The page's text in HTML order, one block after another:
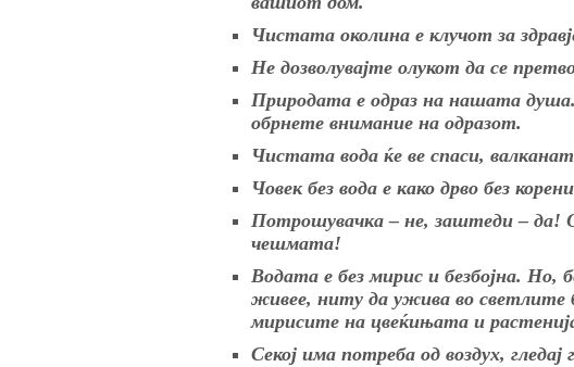
Чистата околина е клучот за
Не дозволувајте олукот да се
Природата е одраз на нашата душа.
обрнете внимание на одразот.
Чистата вода ќе ве спаси,
Човек без вода е како дрво без
Потрошувачка – не, заштеди – да!
чешмата!
Водата е без мирис и безбојна.
живее, ниту да ужива во светлите
мирисите на цвеќињата и
Секој има потреба од воздух, гледај